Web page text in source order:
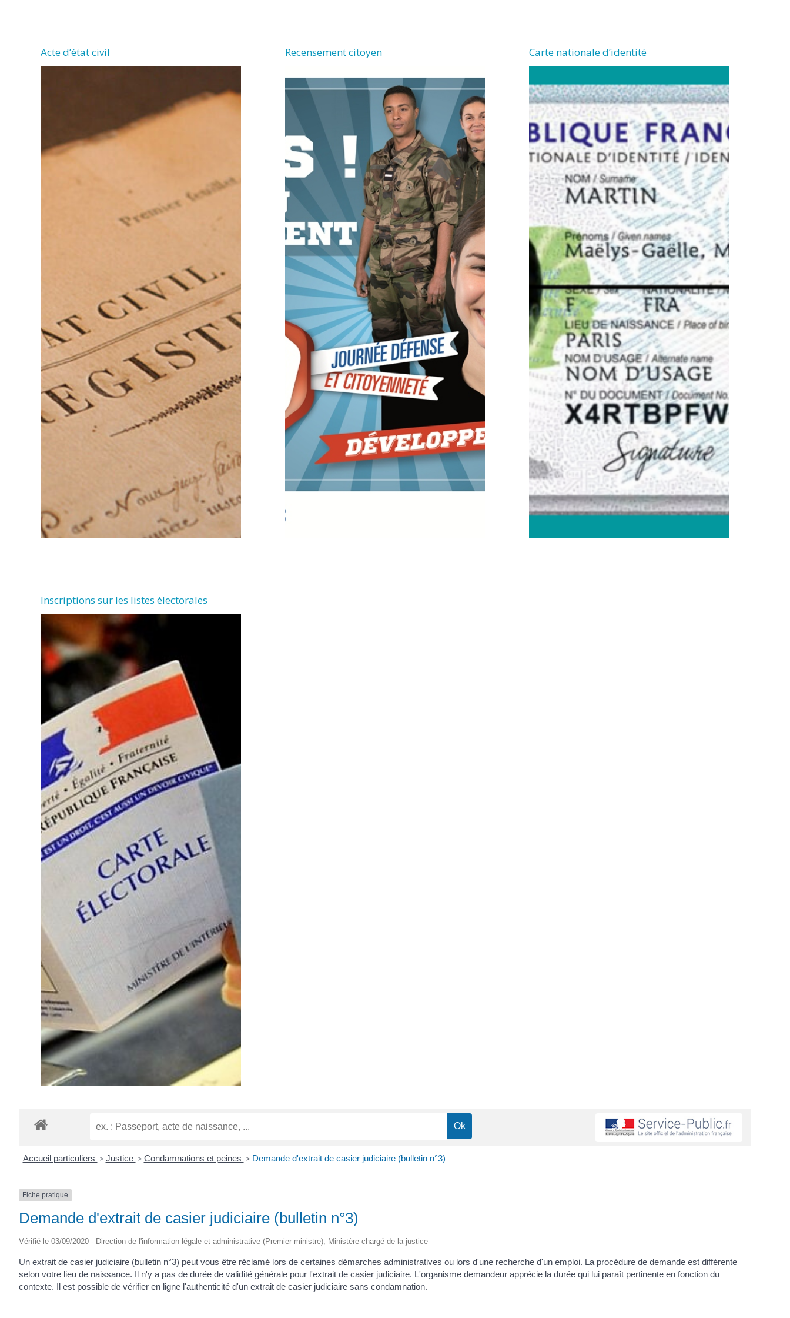
(17460)
Acte d’état civil Recensement citoyen Carte nationale d’identité
Inscriptions sur les listes électorales
Accueil particuliers > Justice > Condamnations et peines > Demande d'extrait de casier judiciaire (bulletin n°3)
Fiche pratique
Demande d'extrait de casier judiciaire (bulletin n°3)
Vérifié le 03/09/2020 - Direction de l'information légale et administrative (Premier ministre), Ministère chargé de la justice
Un extrait de casier judiciaire (bulletin n°3) peut vous être réclamé lors de certaines démarches administratives ou lors d'une recherche d'un emploi. La procédure de demande est différente
selon votre lieu de naissance. Il n'y a pas de durée de validité générale pour l'extrait de casier judiciaire. L'organisme demandeur apprécie la durée qui lui paraît pertinente en fonction du
contexte. Il est possible de vérifier en ligne l'authenticité d'un extrait de casier judiciaire sans condamnation.